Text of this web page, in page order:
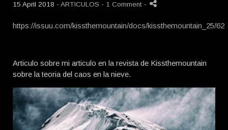
15 April 2018 - ARTICULOS - 1 Comment -
https://issuu.com/kissthemountain/docs/kissthemountain_25/62
Articulo sobre mi articulo en la revista de Kissthemountain
sobre la teoria del caos en la nieve.